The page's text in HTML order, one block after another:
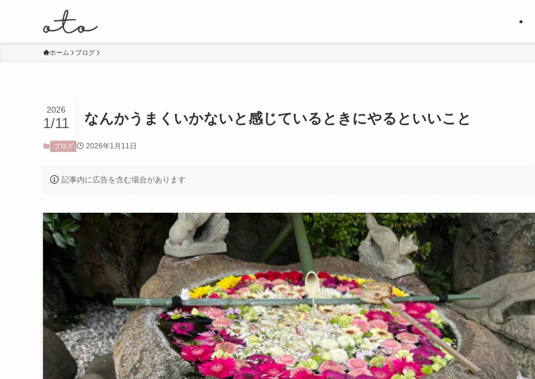
ホーム ブログ
なんかうまくいかないと感じているときにやるといいこと
2026
1/11
ブログ 2026年1月11日
記事内に広告を含む場合があります